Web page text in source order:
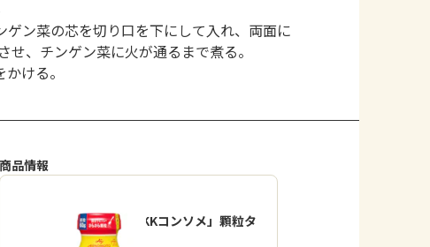
ン菜の芯を切り口を下にして入れ、両面に
せ、チンゲン菜に火が通るまで煮る。
ける。
商品情報
「味の素KKコンソメ」顆粒タ
イプ